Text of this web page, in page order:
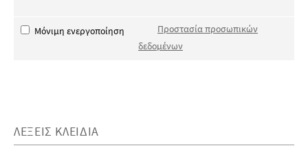
Μόνιμη ενεργοποίηση
Προστασία προσωπικών
δεδομένων
ΛΈΞΕΙΣ ΚΛΕΙΔΙΆ